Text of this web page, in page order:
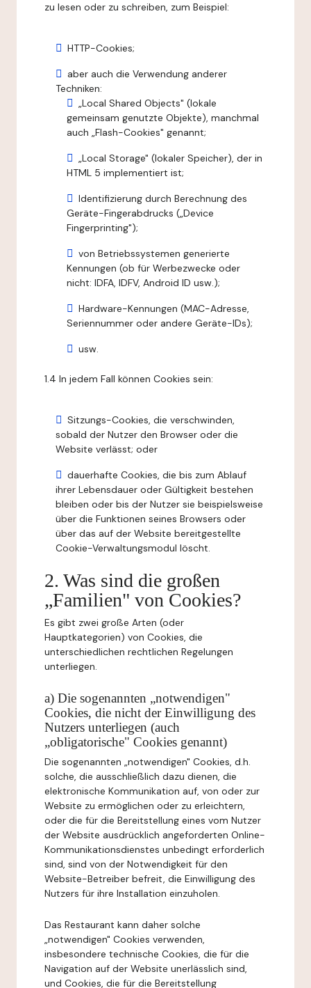
zu lesen oder zu schreiben, zum Beispiel:
HTTP-Cookies;
aber auch die Verwendung anderer
Techniken:
„Local Shared Objects" (lokale
gemeinsam genutzte Objekte), manchmal
auch „Flash-Cookies" genannt;
„Local Storage" (lokaler Speicher), der in
HTML 5 implementiert ist;
Identifizierung durch Berechnung des
Geräte-Fingerabdrucks („Device
Fingerprinting");
von Betriebssystemen generierte
Kennungen (ob für Werbezwecke oder
nicht: IDFA, IDFV, Android ID usw.);
Hardware-Kennungen (MAC-Adresse,
Seriennummer oder andere Geräte-IDs);
usw.
1.4 In jedem Fall können Cookies sein:
Sitzungs-Cookies, die verschwinden,
sobald der Nutzer den Browser oder die
Website verlässt; oder
dauerhafte Cookies, die bis zum Ablauf
ihrer Lebensdauer oder Gültigkeit bestehen
bleiben oder bis der Nutzer sie beispielsweise
über die Funktionen seines Browsers oder
über das auf der Website bereitgestellte
Cookie-Verwaltungsmodul löscht.
2. Was sind die großen
„Familien" von Cookies?
Es gibt zwei große Arten (oder
Hauptkategorien) von Cookies, die
unterschiedlichen rechtlichen Regelungen
unterliegen.
a) Die sogenannten „notwendigen"
Cookies, die nicht der Einwilligung des
Nutzers unterliegen (auch
„obligatorische" Cookies genannt)
Die sogenannten „notwendigen" Cookies, d.h.
solche, die ausschließlich dazu dienen, die
elektronische Kommunikation auf, von oder zur
Website zu ermöglichen oder zu erleichtern,
oder die für die Bereitstellung eines vom Nutzer
der Website ausdrücklich angeforderten Online-
Kommunikationsdienstes unbedingt erforderlich
sind, sind von der Notwendigkeit für den
Website-Betreiber befreit, die Einwilligung des
Nutzers für ihre Installation einzuholen.
Das Restaurant kann daher solche
„notwendigen" Cookies verwenden,
insbesondere technische Cookies, die für die
Navigation auf der Website unerlässlich sind,
und Cookies, die für die Bereitstellung